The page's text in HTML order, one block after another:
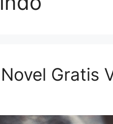
Gratis